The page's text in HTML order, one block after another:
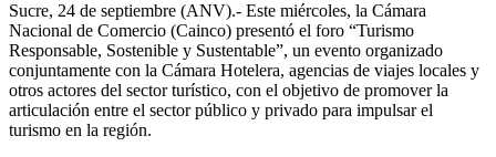
Sucre, 24 de septiembre (ANV).- Este miércoles, la Cámara
Nacional de Comercio (Cainco) presentó el foro “Turismo
Responsable, Sostenible y Sustentable”, un evento organizado
conjuntamente con la Cámara Hotelera, agencias de viajes locales y
otros actores del sector turístico, con el objetivo de promover la
articulación entre el sector público y privado para impulsar el
turismo en la región.